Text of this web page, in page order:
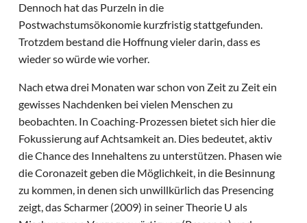
Dennoch hat das Purzeln in die
Postwachstumsökonomie kurzfristig stattgefunden.
Trotzdem bestand die Hoffnung vieler darin, dass es
wieder so würde wie vorher.
Nach etwa drei Monaten war schon von Zeit zu Zeit ein
gewisses Nachdenken bei vielen Menschen zu
beobachten. In Coaching-Prozessen bietet sich hier die
Fokussierungauf Achtsamkeit an. Dies bedeutet, aktiv
die Chance des Innehaltens zu unterstützen. Phasen wie
die Coronazeit geben die Möglichkeit, in die Besinnung
zu kommen, in denen sich unwillkürlich das Presencing
zeigt, das Scharmer (2009) in seiner Theorie U als